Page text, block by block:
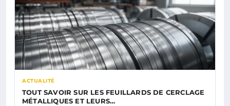
ACTUALITÉ
TOUT SAVOIR SUR LES FEUILLARDS DE CERCLAGE
MÉTALLIQUES ET LEURS…